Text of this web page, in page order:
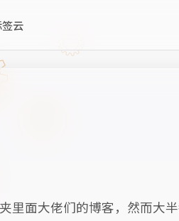
云
里面大佬们的博客，然而大半